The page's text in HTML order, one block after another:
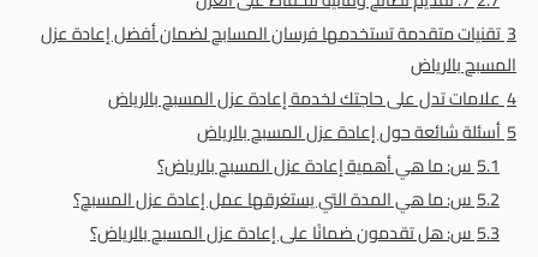
3تقنيات متقدمة تستخدمها فرسان المسابح لضمان أفضل إعادة عزل
المسبح بالرياض
4علامات تدل على حاجتك لخدمة إعادة عزل المسبح بالرياض
5أسئلة شائعة حول إعادة عزل المسبح بالرياض
5.1س: ما هي أهمية إعادة عزل المسبح بالرياض؟
5.2س: ما هي المدة التي يستغرقها عمل إعادة عزل المسبح؟
5.3س: هل تقدمون ضمانًا على إعادة عزل المسبح بالرياض؟